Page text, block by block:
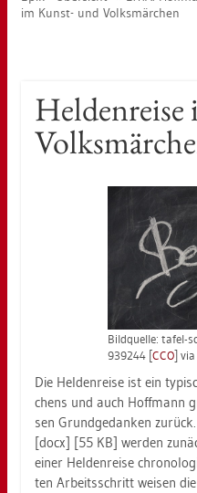
im Kunst- und Volks­mär­chen
Bild­quel­le: tafel-
939244 [CCO] via
Die Hel­den­rei­se ist ein
chens und auch Hoff­mann
sen Grund­ge­dan­ken
[docx] [55 KB] wer­den
einer Hel­den­rei­se
ten Ar­beits­schritt wei­sen